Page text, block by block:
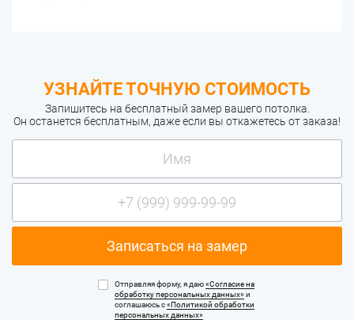
УЗНАЙТЕ ТОЧНУЮ СТОИМОСТЬ
Запишитесь на бесплатный замер вашего потолка.
Он останется бесплатным, даже если вы откажетесь от заказа!
Отправляя форму, я даю«Согласие на
обработку персональных данных» и
соглашаюсь с«Политикой обработки
персональных данных»